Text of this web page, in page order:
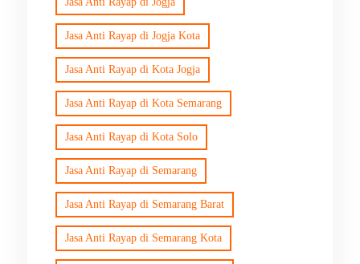
Jasa Anti Rayap di Jogja Kota
Jasa Anti Rayap di Kota Jogja
Jasa Anti Rayap di Kota Semarang
Jasa Anti Rayap di Kota Solo
Jasa Anti Rayap di Semarang
Jasa Anti Rayap di Semarang Barat
Jasa Anti Rayap di Semarang Kota